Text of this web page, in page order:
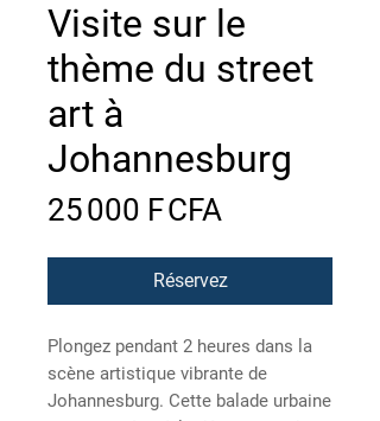
Visite sur le
thème du street
art à
Johannesburg
25 000 F CFA
Réservez
Plongez pendant 2 heures dans la
scène artistique vibrante de
Johannesburg. Cette balade urbaine